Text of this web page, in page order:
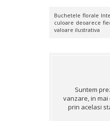
Buchetele florale
culoare deoarece
valoare ilustrativa
Suntem
vanzare, in
prin acelasi